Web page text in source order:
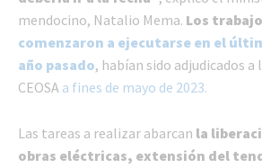
mendocino, Natalio Mema. Los
comenzaron a ejecutarse en el
año pasado, habían sido adjudicados
CEOSA a fines de mayo de 2023.
Las tareas a realizar abarcan la
obras eléctricas, extensión del